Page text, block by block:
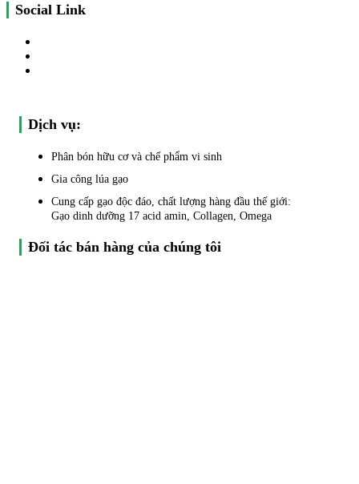
Social Link
Dịch vụ:
Phân bón hữu cơ và chế phẩm vi sinh
Gia công lúa gạo
Cung cấp gạo độc đáo, chất lượng hàng đầu thế giới:
Gạo dinh dưỡng 17 acid amin, Collagen, Omega
Đối tác bán hàng của chúng tôi